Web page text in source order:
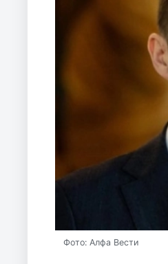
Фото: Алфа Вести